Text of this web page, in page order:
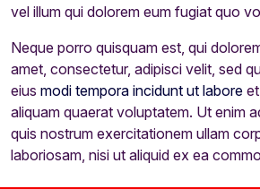
vel illum qui dolorem eum fugiat quo
Neque porro quisquam est, qui
amet, consectetur, adipisci velit, sed
eius modi tempora incidunt ut labore
aliquam quaerat voluptatem. Ut enim
quis nostrum exercitationem ullam
laboriosam, nisi ut aliquid ex ea